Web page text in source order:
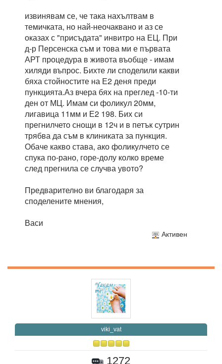
извинявам се, че така нахълтвам в
темичката, но най-неочаквано и аз се
оказах с "присъдата" инвитро на ЕЦ. При
д-р Персенска съм и това ми е първата
АРТ процедура в живота въобще - имам
хиляди въпрос. Бихте ли споделили какви
бяха стойностите на Е2 деня преди
пункцията.Аз вчера бях на преглед -10-ти
ден от МЦ. Имам си фоликул 20мм,
лигавица 11мм и Е2 198. Бих си
прегнилчето снощи в 12ч и в петък сутрин
трябва да съм в клиниката за пункция.
Обаче какво става, ако фоликулчето се
спука по-рано, горе-долу колко време
след прегнила се случва увото?
Предварително ви благодаря за
споделените мнения,
Васи
Активен
viki_vat
1272